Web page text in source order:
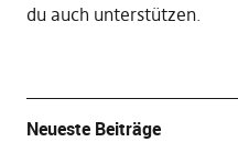
du auch unterstützen.
Neueste Beiträge